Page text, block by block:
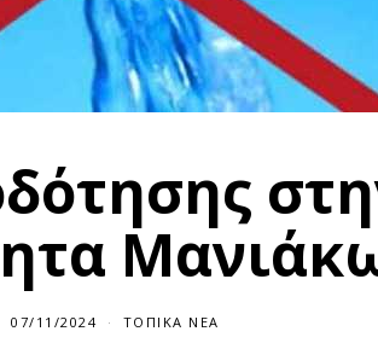
07/11/2024 ΤΟΠΙΚΆ ΝΈΑ